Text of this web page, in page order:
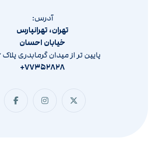
آدرس:
تهران، تهرانپارس
خیابان احسان
پایین تر از میدان گرمابدری پلاک ۲۴۶:
۷۷۳۵۲۸۲۸+